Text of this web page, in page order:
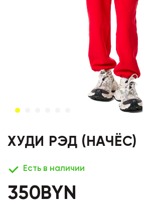
ХУДИ РЭД (НАЧЁС)
Есть в наличии
350BYN